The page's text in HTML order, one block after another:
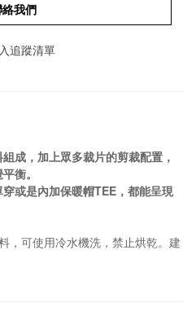
我們
追蹤清單
成，加上眾多裁片的剪裁配置，
衡。
或是內加保暖帽TEE ，都能呈現
，可使用冷水機洗，禁止烘乾。建